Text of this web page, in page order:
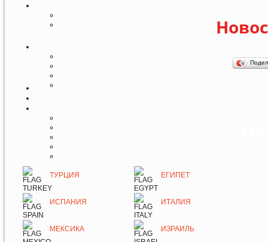
ТУРЦИЯ ЕГИПЕТ
ИСПАНИЯ ИТАЛИЯ
МЕКСИКА ИЗРАИЛЬ